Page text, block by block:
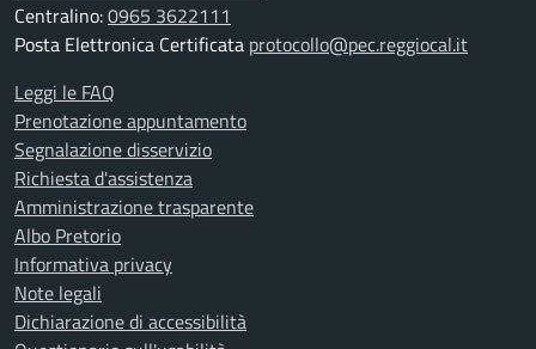
Centralino:0965 3622111
Posta Elettronica Certificata protocollo@pec.reggiocal.it
Leggi le FAQ
Prenotazione appuntamento
Segnalazione disservizio
Richiesta d'assistenza
Amministrazione trasparente
Albo Pretorio
Informativa privacy
Note legali
Dichiarazione di accessibilità